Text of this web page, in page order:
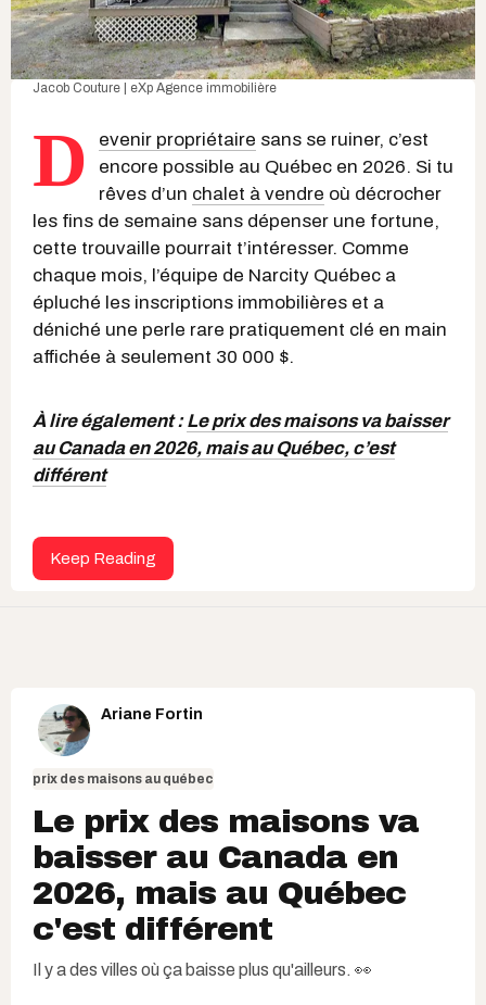
Jacob Couture | eXp Agence immobilière
D evenir propriétaire sans se ruiner, c’est
encore possible au Québec en 2026. Si tu
rêves d’un chalet à vendre où décrocher
les fins de semaine sans dépenser une fortune,
cette trouvaille pourrait t’intéresser. Comme
chaque mois, l’équipe de Narcity Québec a
épluché les inscriptions immobilières et a
déniché une perle rare pratiquement clé en main
affichée à seulement 30 000 $.
À lire également :Le prix des maisons va baisser
au Canada en 2026, mais au Québec, c’est
différent
Keep Reading
Ariane Fortin
prix des maisons au québec
Le prix des maisons va
baisser au Canada en
2026, mais au Québec
c'est différent
Il y a des villes où ça baisse plus qu'ailleurs. 👀